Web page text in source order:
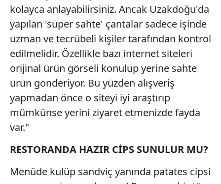
kolayca anlayabilirsiniz. Ancak Uzakdoğu'da
yapılan 'süper sahte' çantalar sadece işinde
uzman ve tecrübeli kişiler tarafından kontrol
edilmelidir. Özellikle bazı internet siteleri
orijinal ürün görseli konulup yerine sahte
ürün gönderiyor. Bu yüzden alışveriş
yapmadan önce o siteyi iyi araştırıp
mümkünse yerini ziyaret etmenizde fayda
var."
RESTORANDA HAZIR CİPS SUNULUR MU?
Menüde kulüp sandviç yanında patates cipsi